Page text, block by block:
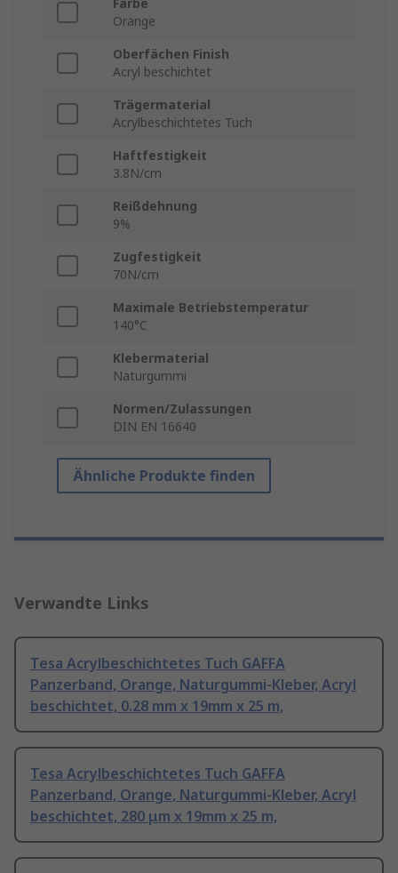
Farbe
Orange
Oberfächen Finish
Acryl beschichtet
Trägermaterial
Acrylbeschichtetes Tuch
Haftfestigkeit
3.8N/cm
Reißdehnung
9%
Zugfestigkeit
70N/cm
Maximale Betriebstemperatur
140°C
Klebermaterial
Naturgummi
Normen/Zulassungen
DIN EN 16640
Ähnliche Produkte finden
Verwandte Links
Tesa Acrylbeschichtetes Tuch GAFFA
Panzerband, Orange, Naturgummi-Kleber, Acryl
beschichtet, 0.28 mm x 19mm x 25 m,
Tesa Acrylbeschichtetes Tuch GAFFA
Panzerband, Orange, Naturgummi-Kleber, Acryl
beschichtet, 280 μm x 19mm x 25 m,